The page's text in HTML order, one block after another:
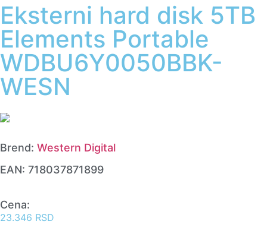
Eksterni hard disk 5TB
Elements Portable
WDBU6Y0050BBK-
WESN
Brend: Western Digital
EAN: 718037871899
Cena:
23.346 RSD